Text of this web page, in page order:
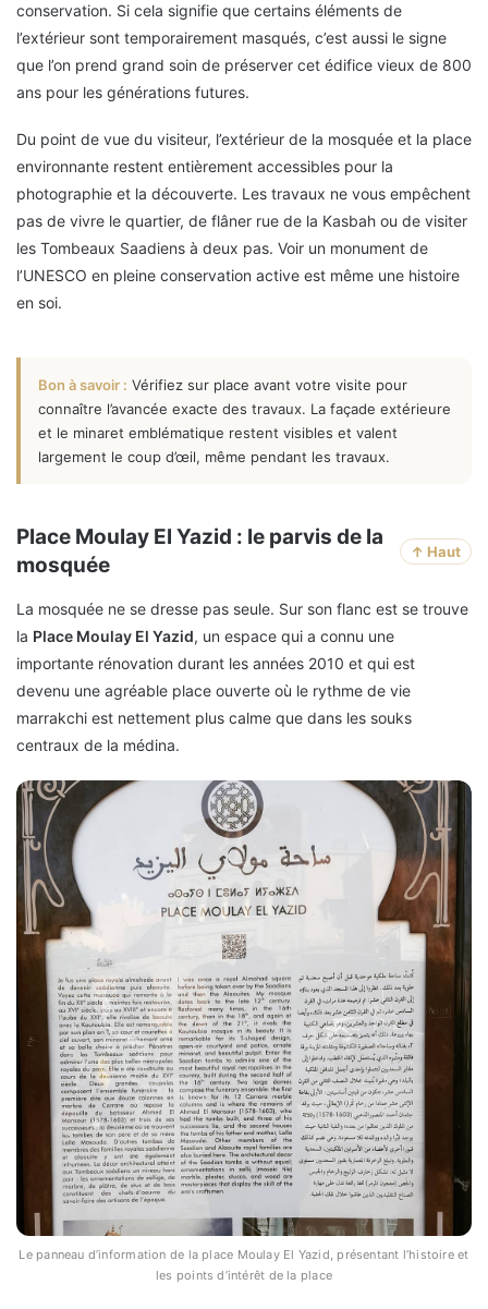
conservation. Si cela signifie que certains éléments de
l’extérieur sont temporairement masqués, c’est aussi le signe
que l’on prend grand soin de préserver cet édifice vieux de 800
ans pour les générations futures.
Du point de vue du visiteur, l’extérieur de la mosquée et la place
environnante restent entièrement accessibles pour la
photographie et la découverte. Les travaux ne vous empêchent
pas de vivre le quartier, de flâner rue de la Kasbah ou de visiter
les Tombeaux Saadiens à deux pas. Voir un monument de
l’UNESCO en pleine conservation active est même une histoire
en soi.
Bon à savoir : Vérifiez sur place avant votre visite pour
connaître l’avancée exacte des travaux. La façade extérieure
et le minaret emblématique restent visibles et valent
largement le coup d’œil, même pendant les travaux.
Place Moulay El Yazid : le parvis de la
mosquée
↑ Haut
La mosquée ne se dresse pas seule. Sur son flanc est se trouve
la Place Moulay El Yazid, un espace qui a connu une
importante rénovation durant les années 2010 et qui est
devenu une agréable place ouverte où le rythme de vie
marrakchi est nettement plus calme que dans les souks
centraux de la médina.
Le panneau d’information de la place Moulay El Yazid, présentant l’histoire et
les points d’intérêt de la place